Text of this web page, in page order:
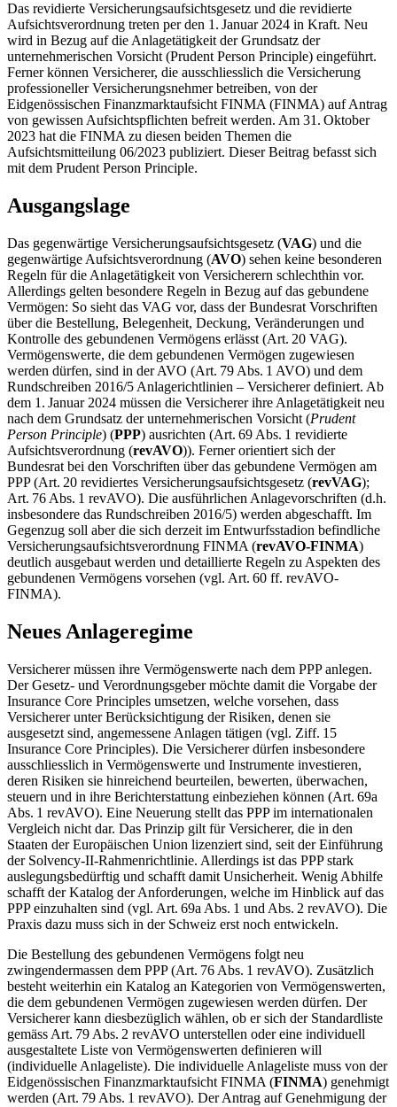
Das revidierte Versicherungsaufsichtsgesetz und die revidierte
Aufsichtsverordnung treten perden 1. Januar 2024 in Kraft. Neu
wird in Bezug auf die Anlagetätigkeit der Grundsatz der
unternehmerischen Vorsicht (Prudent Person Principle) eingeführt.
Ferner können Versicherer, die ausschliesslich die Versicherung
professioneller Versicherungsnehmer betreiben, von der
Eidgenössischen Finanzmarktaufsicht FINMA (FINMA) auf Antrag
von gewissen Aufsichtspflichten befreit werden. Am 31. Oktober
2023 hat die FINMA zu diesen beiden Themen die
Aufsichtsmitteilung 06/2023 publiziert. Dieser Beitrag befasst sich
mit dem Prudent Person Principle.
Ausgangslage
Das gegenwärtige Versicherungsaufsichtsgesetz (VAG) und die
gegenwärtige Aufsichtsverordnung (AVO) sehen keine besonderen
Regeln für die Anlagetätigkeit von Versicherern schlechthin vor.
Allerdings gelten besondere Regeln in Bezug auf das gebundene
Vermögen: So sieht das VAG vor, dass der Bundesrat Vorschriften
über die Bestellung, Belegenheit, Deckung, Veränderungen und
Kontrolle des gebundenen Vermögens erlässt (Art. 20 VAG).
Vermögenswerte, die dem gebundenen Vermögen zugewiesen
werden dürfen, sind in der AVO (Art. 79 Abs. 1 AVO) und dem
Rundschreiben 2016/5 Anlagerichtlinien – Versicherer definiert. Ab
dem 1. Januar 2024 müssen die Versicherer ihre Anlagetätigkeit neu
nach dem Grundsatz der unternehmerischen Vorsicht (Prudent
Person Principle) (PPP) ausrichten (Art. 69 Abs. 1 revidierte
Aufsichtsverordnung (revAVO)). Ferner orientiert sich der
Bundesrat bei den Vorschriften über das gebundene Vermögen am
PPP (Art. 20 revidiertes Versicherungsaufsichtsgesetz (revVAG);
Art. 76 Abs. 1 revAVO). Die ausführlichen Anlagevorschriften (d.h.
insbesondere das Rundschreiben 2016/5) werden abgeschafft. Im
Gegenzug soll aber die sich derzeit im Entwurfsstadion befindliche
Versicherungsaufsichtsverordnung FINMA (revAVO-FINMA)
deutlich ausgebaut werden und detaillierte Regeln zu Aspekten des
gebundenen Vermögens vorsehen (vgl. Art. 60 ff. revAVO-
FINMA).
Neues Anlageregime
Versicherer müssen ihre Vermögenswerte nach dem PPP anlegen.
Der Gesetz- und Verordnungsgeber möchte damit die Vorgabe der
Insurance Core Principles umsetzen, welche vorsehen, dass
Versicherer unter Berücksichtigung der Risiken, denen sie
ausgesetzt sind, angemessene Anlagen tätigen (vgl. Ziff. 15
Insurance Core Principles). Die Versicherer dürfen insbesondere
ausschliesslich in Vermögenswerte und Instrumente investieren,
deren Risiken sie hinreichend beurteilen, bewerten, überwachen,
steuern und in ihre Berichterstattung einbeziehen können (Art. 69a
Abs. 1 revAVO). Eine Neuerung stellt das PPP im internationalen
Vergleich nicht dar. Das Prinzip gilt für Versicherer, die in den
Staaten der Europäischen Union lizenziert sind, seit der Einführung
der Solvency-II-Rahmenrichtlinie. Allerdings ist das PPP stark
auslegungsbedürftig und schafft damit Unsicherheit. Wenig Abhilfe
schafft der Katalog der Anforderungen, welche im Hinblick auf das
PPP einzuhalten sind (vgl. Art. 69a Abs. 1 und Abs. 2 revAVO). Die
Praxis dazu muss sich in der Schweiz erst noch entwickeln.
Die Bestellung des gebundenen Vermögens folgt neu
zwingendermassen dem PPP (Art. 76 Abs. 1 revAVO). Zusätzlich
besteht weiterhin ein Katalog an Kategorien von Vermögenswerten,
die dem gebundenen Vermögen zugewiesen werden dürfen. Der
Versicherer kann diesbezüglich wählen, ob er sich der Standardliste
gemäss Art. 79 Abs. 2 revAVO unterstellen oder eine individuell
ausgestaltete Liste von Vermögenswerten definieren will
(individuelle Anlageliste). Die individuelle Anlageliste muss von der
Eidgenössischen Finanzmarktaufsicht FINMA (FINMA) genehmigt
werden (Art. 79 Abs. 1 revAVO). Der Antrag auf Genehmigung der